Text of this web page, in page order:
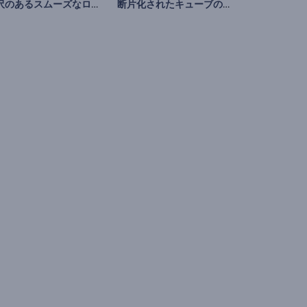
光沢のあるスムーズなロゴ動画 断片化されたキューブのロゴ